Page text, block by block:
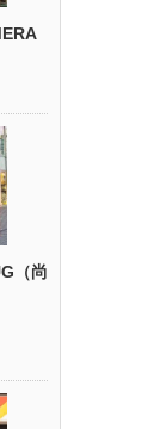
（尚